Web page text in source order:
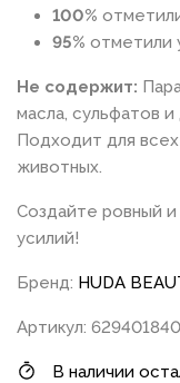
100%
95% отметили
Не содержит:
масла, сульфатов
Подходит для
животных.
Создайте ровный
усилий!
Бренд: HUDA
Артикул:
В наличии